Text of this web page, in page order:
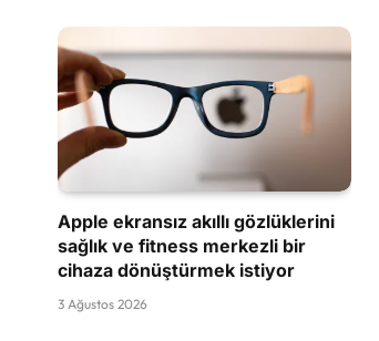
Apple ekransız akıllı gözlüklerini
sağlık ve fitness merkezli bir
cihaza dönüştürmek istiyor
3 Ağustos 2026